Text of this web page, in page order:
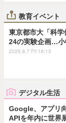
教育イベント
東京都市大「科学
24の実験企画…小
2026.8.7 Fri 18:15
デジタル生活
Google、アプリ
APIを年内に世界